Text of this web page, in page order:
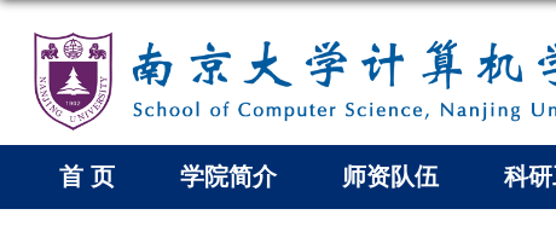
首 页 学院简介 师资队伍 科